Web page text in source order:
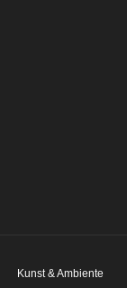
Kunst & Ambiente